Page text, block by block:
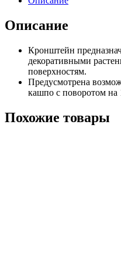
Описание
Кронштейн
декоративными
поверхностям.
Предусмотрена
кашпо с поворотом на
Похожие товары